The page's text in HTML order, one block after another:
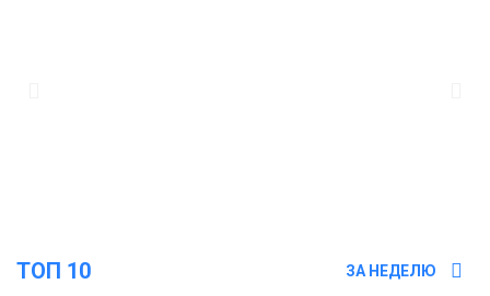
ТОП 10 ЗА НЕДЕЛЮ